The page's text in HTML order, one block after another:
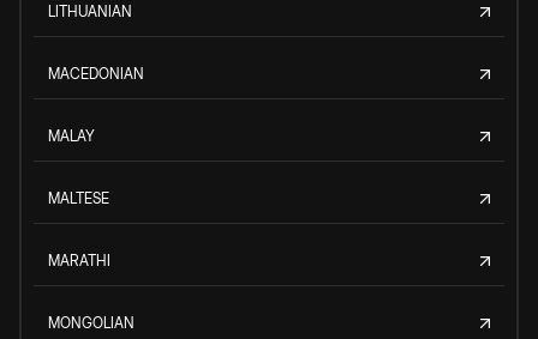
LITHUANIAN
MACEDONIAN
MALAY
MALTESE
MARATHI
MONGOLIAN